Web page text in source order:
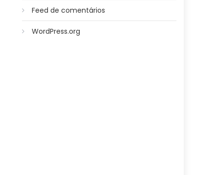
Feed de comentários
WordPress.org